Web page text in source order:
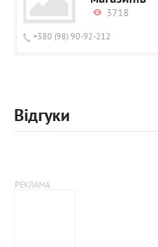
3718
+380 (98) 90-92-212
Відгуки